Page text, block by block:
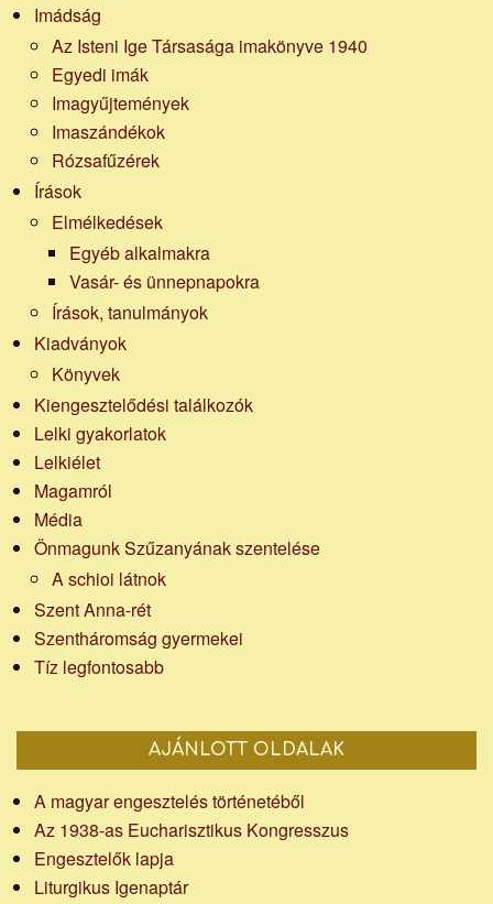
Imádság
Az Isteni Ige Társasága imakönyve 1940
Egyedi imák
Imagyűjtemények
Imaszándékok
Rózsafűzérek
Írások
Elmélkedések
Egyéb alkalmakra
Vasár- és ünnepnapokra
Írások, tanulmányok
Kiadványok
Könyvek
Kiengesztelődési találkozók
Lelki gyakorlatok
Lelkiélet
Magamról
Média
Önmagunk Szűzanyának szentelése
A schioi látnok
Szent Anna-rét
Szentháromság gyermekei
Tíz legfontosabb
AJÁNLOTT OLDALAK
A magyar engesztelés történetéből
Az 1938-as Eucharisztikus Kongresszus
Engesztelők lapja
Liturgikus Igenaptár